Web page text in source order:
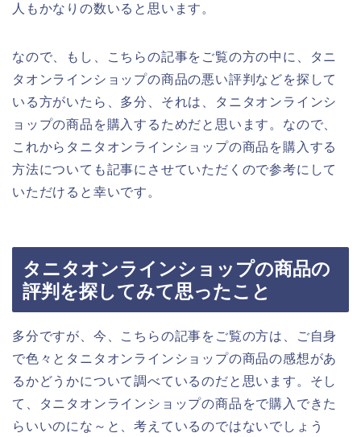
人もかなりの数いると思います。
なので、もし、こちらの記事をご覧の方の中に、タニ
タオンラインショップの商品の悪い評判などを探して
いる方がいたら、多分、それは、タニタオンラインシ
ョップの商品を購入するためだと思います。なので、
これからタニタオンラインショップの商品を購入する
方法についても記事にさせていただくので参考にして
いただけると幸いです。
タニタオンラインショップの商品の
評判を探してみて思ったこと
多分ですが、今、こちらの記事をご覧の方は、ご自身
で色々とタニタオンラインショップの商品の感想があ
るかどうかについて調べているのだと思います。そし
て、タニタオンラインショップの商品をで購入できた
らいいのにな～と、考えているのではないでしょう